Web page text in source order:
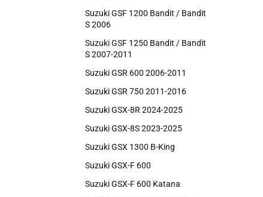
Suzuki GSF 1200 Bandit / Bandit
S 2006
Suzuki GSF 1250 Bandit / Bandit
S 2007-2011
Suzuki GSR 600 2006-2011
Suzuki GSR 750 2011-2016
Suzuki GSX-8R 2024-2025
Suzuki GSX-8S 2023-2025
Suzuki GSX 1300 B-King
Suzuki GSX-F 600
Suzuki GSX-F 600 Katana